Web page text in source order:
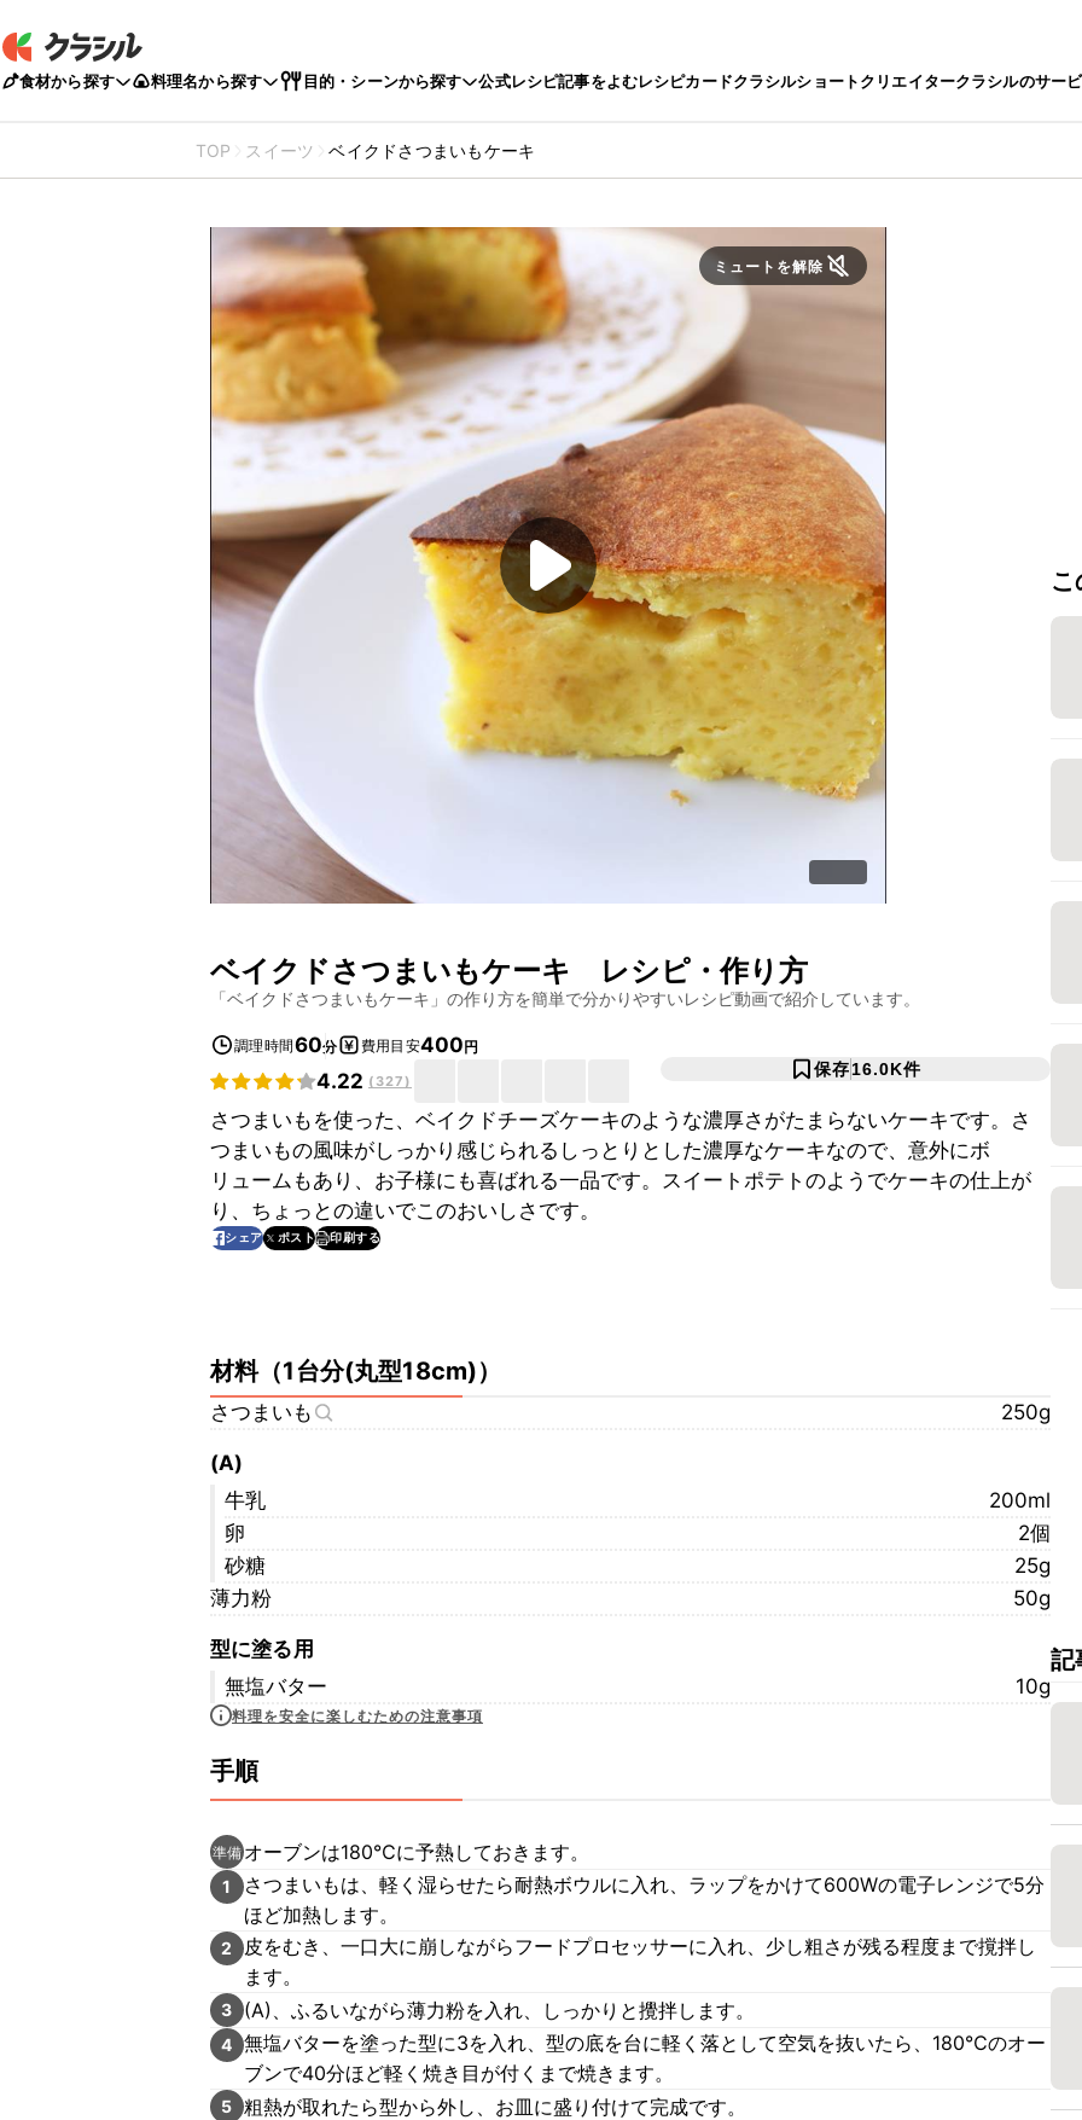
食材から探す 料理名から探す 目的・シーンから探す 公式レシピ記事をよむレシピカードクラシルショートクリエイタークラシルのサー
TOP スイーツ ベイクドさつまいもケーキ
ミュートを解除
ベイクドさつまいもケーキ レシピ・作り方
「ベイクドさつまいもケーキ 」の作り方を簡単で分かりやすいレシピ動画で紹介しています。
調理時間60分 費用目安400円
4.22 ( 327)
保存16.0K件
さつまいもを使った、ベイクドチーズケーキのような濃厚さがたまらないケーキです。さ
つまいもの風味がしっかり感じられるしっとりとした濃厚なケーキなので、意外にボ
リュームもあり、お子様にも喜ばれる一品です。スイートポテトのようでケーキの仕上が
り、ちょっとの違いでこのおいしさです。
シェア ポスト 印刷する
材料（1台分(丸型18cm)）
さつまいも 250g
(A)
牛乳
200ml
卵
2個
砂糖
25g
薄力粉
50g
型に塗る用
無塩バター
10g
料理を安全に楽しむための注意事項
手順
準備 オーブンは180℃に予熱しておきます。
1
さつまいもは、軽く湿らせたら耐熱ボウルに入れ、ラップをかけて600Wの電子レンジで5分
ほど加熱します。
2
皮をむき、一口大に崩しながらフードプロセッサーに入れ、少し粗さが残る程度まで撹拌し
ます。
3 (A)、ふるいながら薄力粉を入れ、しっかりと攪拌します。
4 無塩バターを塗った型に3を入れ、型の底を台に軽く落として空気を抜いたら、180℃のオー
ブンで40分ほど軽く焼き目が付くまで焼きます。
5 粗熱が取れたら型から外し、お皿に盛り付けて完成です。
記